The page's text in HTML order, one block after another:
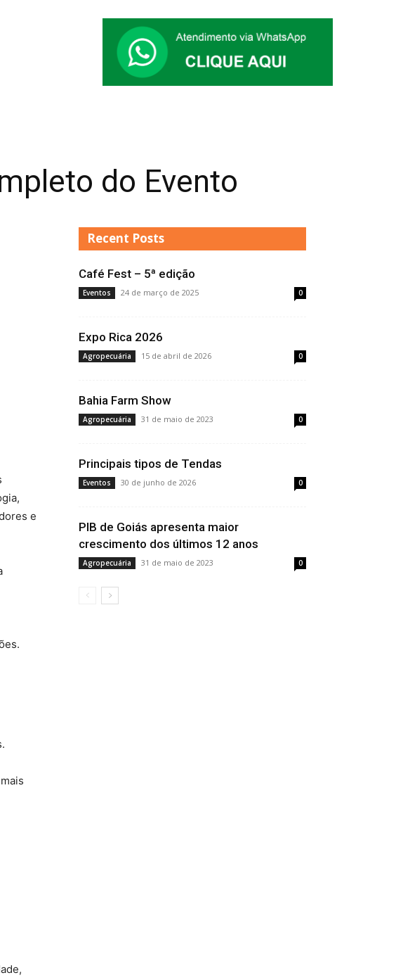
do Evento
e
Recent Posts
Café Fest – 5ª edição
Eventos 24 de março de 2025 0
Expo Rica 2026
Agropecuária 15 de abril de 2026 0
Bahia Farm Show
Agropecuária 31 de maio de 2023 0
Principais tipos de Tendas
Eventos 30 de junho de 2026 0
PIB de Goiás apresenta maior
crescimento dos últimos 12 anos
Agropecuária 31 de maio de 2023 0